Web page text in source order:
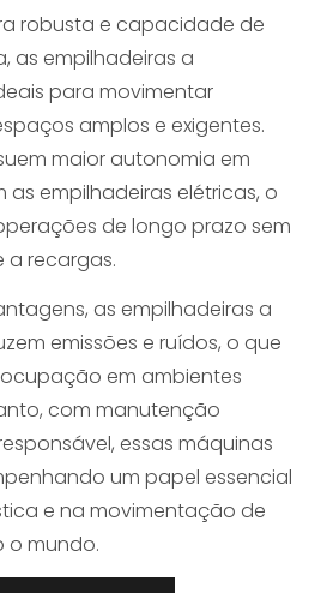
robusta e capacidade de
as empilhadeiras a
para movimentar
amplos e exigentes.
maior autonomia em
empilhadeiras elétricas, o
de longo prazo sem
a recargas.
as empilhadeiras a
emissões e ruídos, o que
em ambientes
com manutenção
essas máquinas
um papel essencial
e na movimentação de
o mundo.